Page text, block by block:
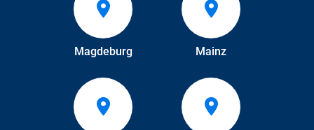
Magdeburg Mainz